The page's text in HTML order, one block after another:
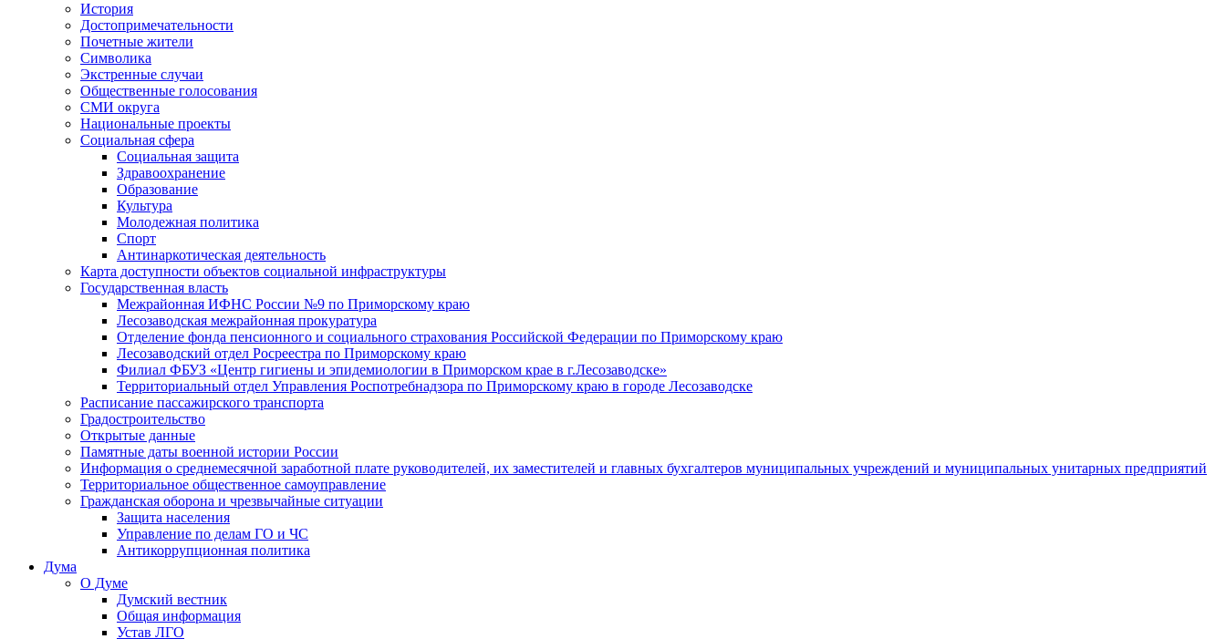
История
Достопримечательности
Почетные жители
Символика
Экстренные случаи
Общественные голосования
СМИ округа
Национальные проекты
Социальная сфера
Социальная защита
Здравоохранение
Образование
Культура
Молодежная политика
Спорт
Антинаркотическая деятельность
Карта доступности объектов социальной инфраструктуры
Государственная власть
Межрайонная ИФНС России №9 по Приморскому краю
Лесозаводская межрайонная прокуратура
Отделение фонда пенсионного и социального страхования Российской Федерации по Приморскому краю
Лесозаводский отдел Росреестра по Приморскому краю
Филиал ФБУЗ «Центр гигиены и эпидемиологии в Приморском крае в г.Лесозаводске»
Территориальный отдел Управления Роспотребнадзора по Приморскому краю в городе Лесозаводске
Расписание пассажирского транспорта
Градостроительство
Открытые данные
Памятные даты военной истории России
Информация о среднемесячной заработной плате руководителей, их заместителей и главных бухгалтеров муниципальных учреждений и муниципальных унитарных предприятий
Территориальное общественное самоуправление
Гражданская оборона и чрезвычайные ситуации
Защита населения
Управление по делам ГО и ЧС
Антикоррупционная политика
Дума
О Думе
Думский вестник
Общая информация
Устав ЛГО